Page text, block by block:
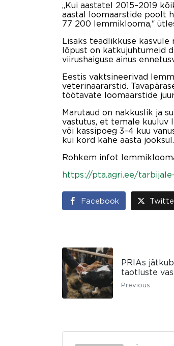
„Kui aastatel 2015–2019
aastal loomaarstide poolt
77 200 lemmiklooma,“
Lisaks teadlikkuse
lõpust on katkujuhtumeid
viirushaiguse ainus
Eestis vaktsineerivad
veterinaararstid.
töötavate loomaarstide
Marutaud on nakkuslik ja
vastutus, et temale kuuluv
või kassipoeg 3–4 kuu
kui kord kahe aasta jooksul.
Rohkem infot
https://pta.agri.ee/
Facebook
PRIAs
taotluste
Previous